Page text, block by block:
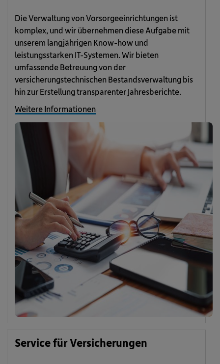
Die Verwaltung von Vorsorgeeinrichtungen ist
komplex, und wir übernehmen diese Aufgabe mit
unserem langjährigen Know-how und
leistungsstarken IT-Systemen. Wir bieten
umfassende Betreuung von der
versicherungstechnischen Bestandsverwaltung bis
hin zur Erstellung transparenter Jahresberichte.
Weitere Informationen
Service für Versicherungen